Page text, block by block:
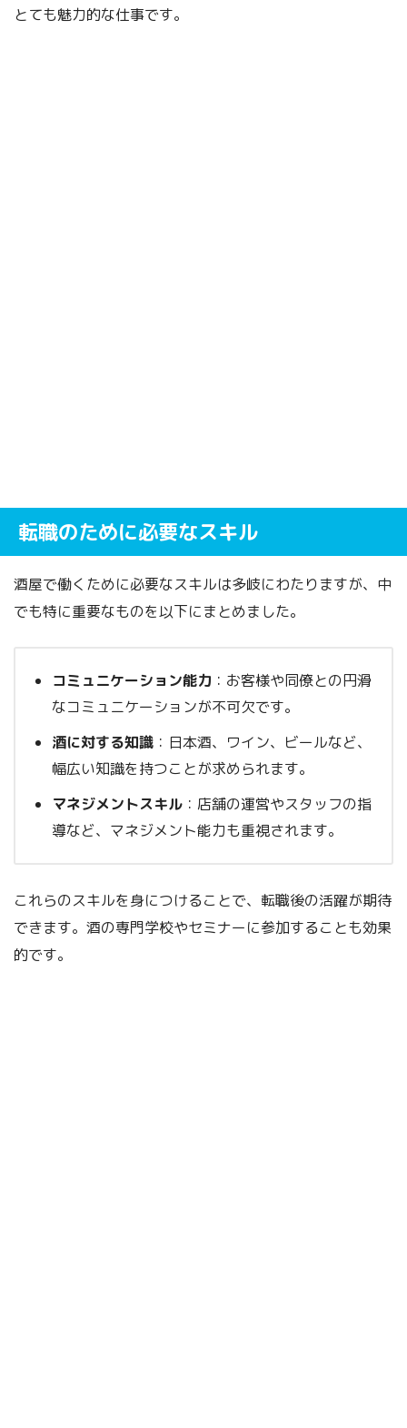
とても魅力的な仕事です。
転職のために必要なスキル
酒屋で働くために必要なスキルは多岐にわたりますが、中
でも特に重要なものを以下にまとめました。
コミュニケーション能力 ：お客様や同僚との円滑
なコミュニケーションが不可欠です。
酒に対する知識 ：日本酒、ワイン、ビールなど、
幅広い知識を持つことが求められます。
マネジメントスキル ：店舗の運営やスタッフの指
導など、マネジメント能力も重視されます。
これらのスキルを身につけることで、転職後の活躍が期待
できます。酒の専門学校やセミナーに参加することも効果
的です。